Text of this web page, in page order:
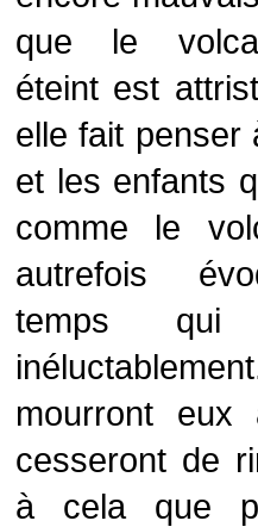
que le
éteint est
elle fait penser
et les enfants
comme le
autrefois
temps qui
mourront eux
cesseront de
à cela que